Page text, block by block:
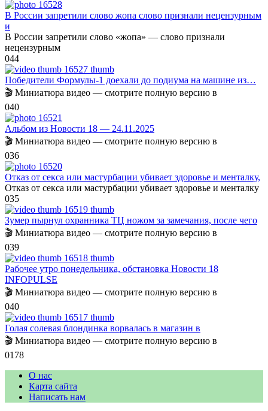
В России запретили слово жопа слово признали нецензурным
и
В России запретили слово «жопа» — слово признали
нецензурным
044
Победители Формулы-1 доехали до подиума на машине из…
🎬 Миниатюра видео — смотрите полную версию в
040
Альбом из Новости 18 — 24.11.2025
🎬 Миниатюра видео — смотрите полную версию в
036
Отказ от секса или мастурбации убивает здоровье и менталку,
Отказ от секса или мастурбации убивает здоровье и менталку
035
Зумер пырнул охранника ТЦ ножом за замечания, после чего
🎬 Миниатюра видео — смотрите полную версию в
039
Рабочее утро понедельника, обстановка Новости 18
INFOPULSE
🎬 Миниатюра видео — смотрите полную версию в
040
Голая солевая блондинка ворвалась в магазин в
🎬 Миниатюра видео — смотрите полную версию в
0178
О нас
Карта сайта
Написать нам